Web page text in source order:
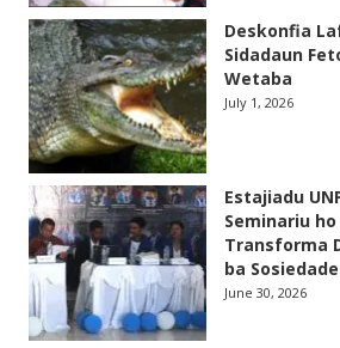
Deskonfia
Sidadaun
Wetaba
July 1, 2026
Estajiadu
Seminariu ho
Transforma
ba Sosiedade
June 30, 2026